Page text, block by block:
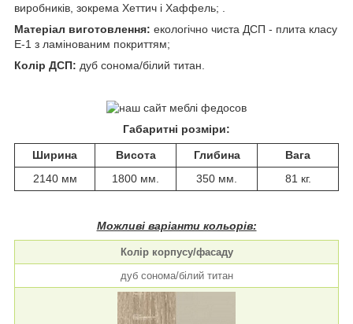
виробників, зокрема Хеттич і Хаффель; .
Матеріал виготовлення: екологічно чиста ДСП - плита класу
Е-1 з ламінованим покриттям;
Колір ДСП: дуб сонома/білий титан.
Габаритні розміри:
Ширина Висота Глибина
Вага
2140 мм
1800 мм. 350 мм. 81 кг.
Можливі варіанти кольорів:
Колір корпусу/фасаду
дуб сонома/білий титан